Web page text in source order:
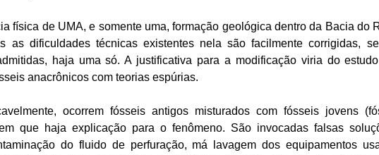
física de UMA, e somente uma, formação geológica dentro da Bacia do
as dificuldades técnicas existentes nela são facilmente corrigidas,
haja uma só. A justificativa para a modificação viria do
anacrônicos com teorias espúrias.
ocorrem fósseis antigos misturados com fósseis jovens
que haja explicação para o fenômeno. São invocadas falsas
do fluido de perfuração, má lavagem dos equipamentos